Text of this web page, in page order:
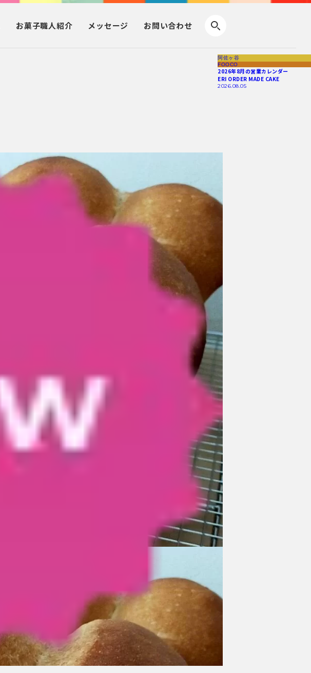
お菓子職人紹介 メッセージ お問い合わせ
阿佐ヶ谷
FOOCO
2026年8月の営業カレンダー
ERI ORDER MADE CAKE
2026.08.05